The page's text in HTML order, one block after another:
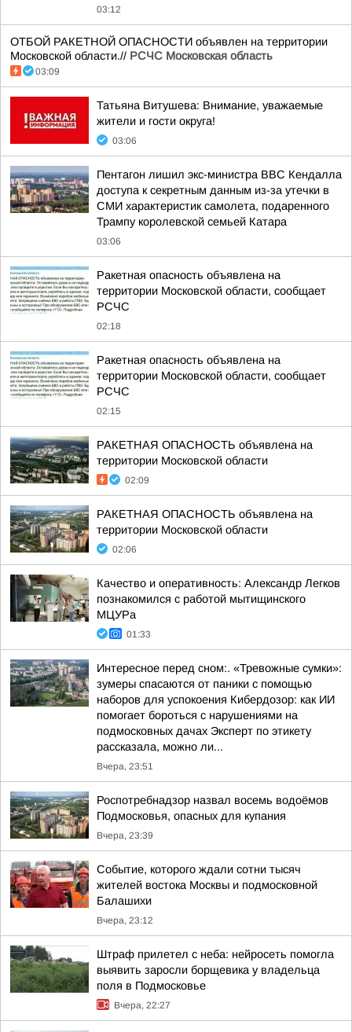
03:12
ОТБОЙ РАКЕТНОЙ ОПАСНОСТИ объявлен на территории
Московской области.// РСЧС Московская область
03:09
Татьяна Витушева: Внимание, уважаемые
жители и гости округа!
03:06
Пентагон лишил экс-министра ВВС Кендалла
доступа к секретным данным из-за утечки в
СМИ характеристик самолета, подаренного
Трампу королевской семьей Катара
03:06
Ракетная опасность объявлена на
территории Московской области, сообщает
РСЧС
02:18
Ракетная опасность объявлена на
территории Московской области, сообщает
РСЧС
02:15
РАКЕТНАЯ ОПАСНОСТЬ объявлена на
территории Московской области
02:09
РАКЕТНАЯ ОПАСНОСТЬ объявлена на
территории Московской области
02:06
Качество и оперативность: Александр Легков
познакомился с работой мытищинского
МЦУРа
01:33
Интересное перед сном:. «Тревожные сумки»:
зумеры спасаются от паники с помощью
наборов для успокоения Кибердозор: как ИИ
помогает бороться с нарушениями на
подмосковных дачах Эксперт по этикету
рассказала, можно ли...
Вчера, 23:51
Роспотребнадзор назвал восемь водоёмов
Подмосковья, опасных для купания
Вчера, 23:39
Событие, которого ждали сотни тысяч
жителей востока Москвы и подмосковной
Балашихи
Вчера, 23:12
Штраф прилетел с неба: нейросеть помогла
выявить заросли борщевика у владельца
поля в Подмосковье
Вчера, 22:27